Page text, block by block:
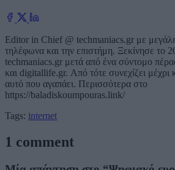
Editor in Chief @ techmaniacs.gr με
τηλέφωνα και την επιστήμη. Ξεκίνησε το
techmaniacs.gr μετά από ένα σύντομο
και digitallife.gr. Από τότε συνεχίζει μέχρι
αυτό που αγαπάει. Περισσότερα στο
https://baladiskoumpouras.link/
Tags: internet
1 comment